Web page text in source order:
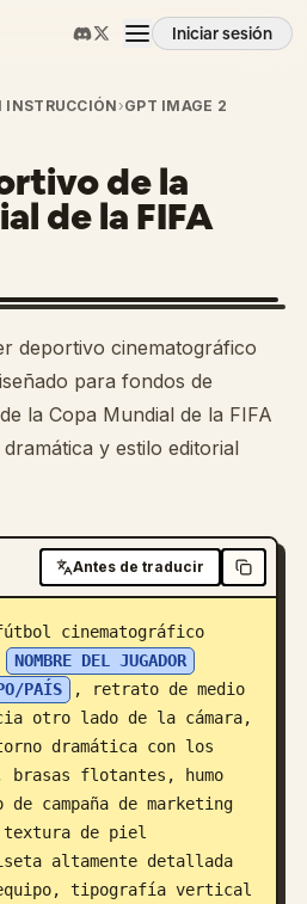
Iniciar sesión
INSTRUCCIÓN ›GPT IMAGE 2
de la
de la FIFA
deportivo cinematográfico
para fondos de
la Copa Mundial de la FIFA
y estilo editorial
Antes de traducir
cinematográfico
NOMBRE DEL JUGADOR
PAÍS
, retrato de medio
otro lado de la cámara,
dramática con los
brasas flotantes, humo
campaña de marketing
textura de piel
altamente detallada
tipografía vertical